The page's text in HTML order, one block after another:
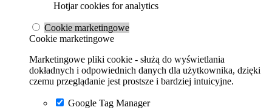
Hotjar cookies for analytics
Cookie marketingowe
Cookie marketingowe
Marketingowe pliki cookie - służą do wyświetlania
dokładnych i odpowiednich danych dla użytkownika, dzięki
czemu przeglądanie jest prostsze i bardziej intuicyjne.
Google Tag Manager